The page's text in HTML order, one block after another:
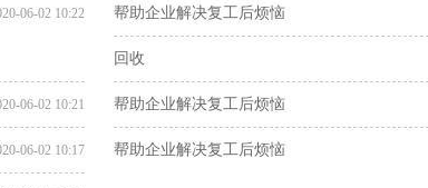
06-02 10:22 帮助企业解决复工后烦恼
回收
06-02 10:21 帮助企业解决复工后烦恼
06-02 10:17 帮助企业解决复工后烦恼